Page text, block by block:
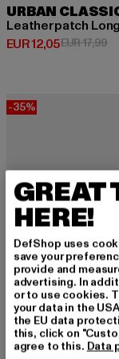
URBAN
Leatherpatch Long
EUR 12,05
Derzeitiger Preis:
EUR 17,99
-35%
URBAN
GREAT
HERE!
DefShop uses
save your
provide and
advertising. In
or to use cookies.
your data in the
the EU data
this, click on
agree to this. Data